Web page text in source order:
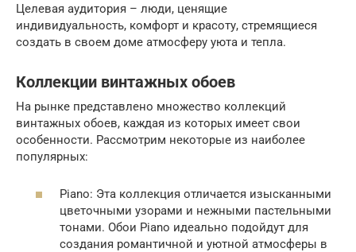
Целевая аудитория – люди, ценящие
индивидуальность, комфорт и красоту, стремящиеся
создать в своем доме атмосферу уюта и тепла.
Коллекции винтажных обоев
На рынке представлено множество коллекций
винтажных обоев, каждая из которых имеет свои
особенности. Рассмотрим некоторые из наиболее
популярных:
Piano: Эта коллекция отличается изысканными
цветочными узорами и нежными пастельными
тонами. Обои Piano идеально подойдут для
создания романтичной и уютной атмосферы в